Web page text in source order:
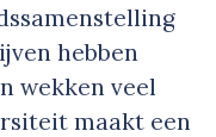
hebben
wekken veel
maakt een